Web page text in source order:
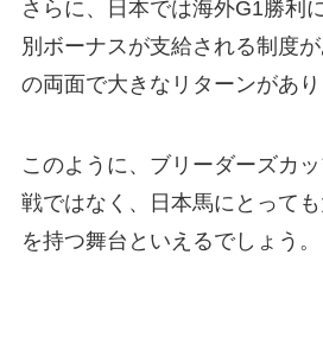
さらに、日本では海外G1勝利
別ボーナスが支給される制度
の両面で大きなリターンがあり
このように、ブリーダーズカ
戦ではなく、日本馬にとって
を持つ舞台といえるでしょう。